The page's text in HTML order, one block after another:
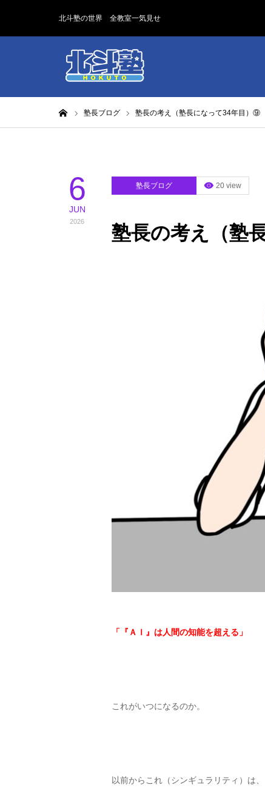
北斗塾の世界 全教室一気見せ
塾長ブログ 塾長の考え（塾長になって34年目）⑨
6
JUN
2026
塾長ブログ 20 view
塾長の考え（塾
「『ＡＩ』は人間の知能を超える」
これがいつになるのか。
以前からこれ（シンギュラリティ）は、